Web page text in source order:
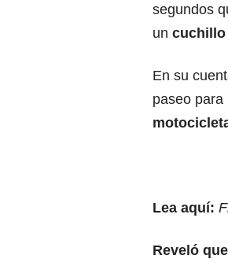
segundos
un cuchillo
En su
paseo
Lea aquí:
Reveló